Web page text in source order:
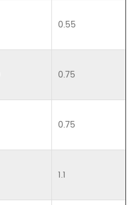
0.55
0.75
0.75
1.1